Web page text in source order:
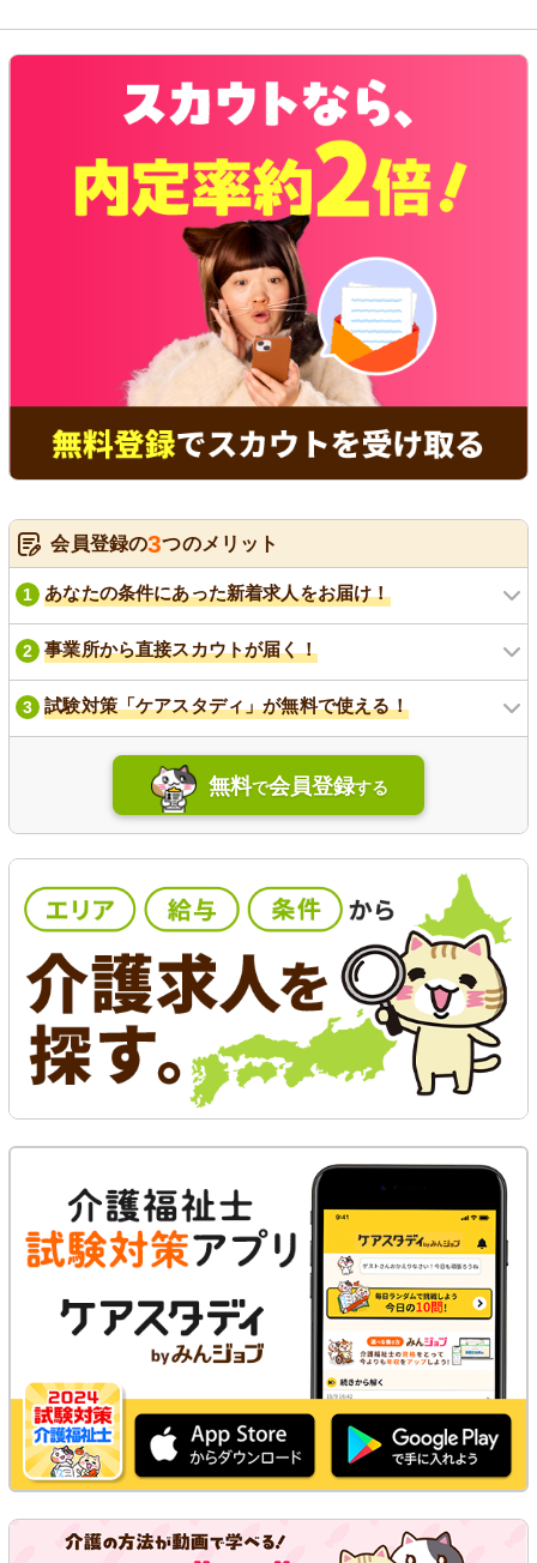
会員登録の3つのメリット
1 あなたの条件にあった新着求人をお届け！
2 事業所から直接スカウトが届く！
3 試験対策「ケアスタディ」が無料で使える！
無料で会員登録する